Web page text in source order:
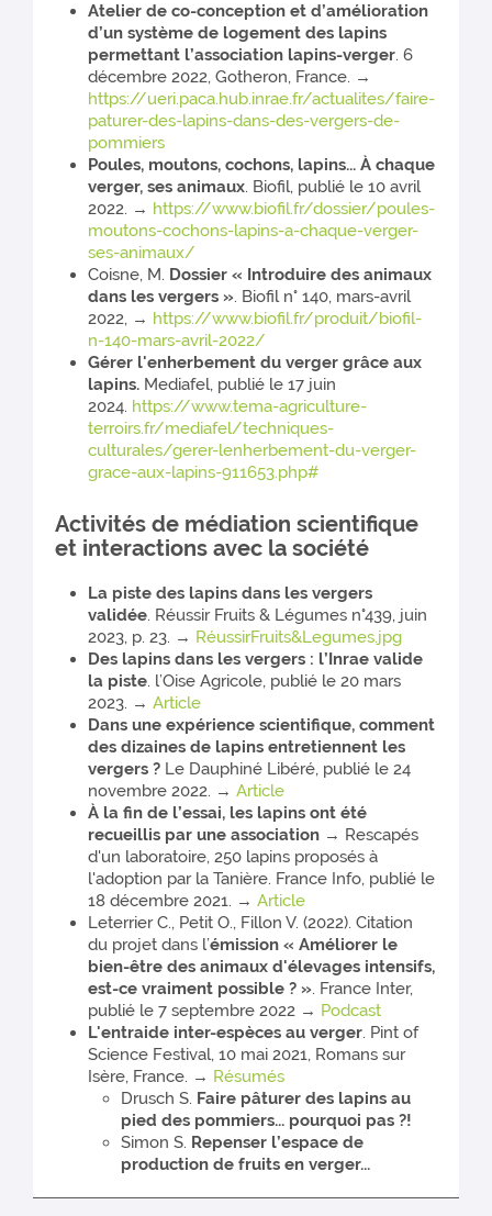
Atelier de co-conception et d’amélioration
d’un système de logement des lapins
permettant l’association lapins-verger. 6
décembre 2022, Gotheron, France. →
https://ueri.paca.hub.inrae.fr/actualites/faire-
paturer-des-lapins-dans-des-vergers-de-
pommiers
Poules, moutons, cochons, lapins... À chaque
verger, ses animaux. Biofil, publié le 10 avril
2022. → https://www.biofil.fr/dossier/poules-
moutons-cochons-lapins-a-chaque-verger-
ses-animaux/
Coisne, M. Dossier « Introduire des animaux
dans les vergers ». Biofil n° 140, mars-avril
2022, → https://www.biofil.fr/produit/biofil-
n-140-mars-avril-2022/
Gérer l'enherbement du verger grâce aux
lapins. Mediafel, publié le 17 juin
2024. https://www.tema-agriculture-
terroirs.fr/mediafel/techniques-
culturales/gerer-lenherbement-du-verger-
grace-aux-lapins-911653.php#
Activités de médiation scientifique
et interactions avec la société
La piste des lapins dans les vergers
validée. Réussir Fruits & Légumes n°439, juin
2023, p. 23. → RéussirFruits&Legumes.jpg
Des lapins dans les vergers : l’Inrae valide
la piste. l’Oise Agricole, publié le 20 mars
2023. →Article
Dans une expérience scientifique, comment
des dizaines de lapins entretiennent les
vergers ? Le Dauphiné Libéré, publié le 24
novembre 2022. →Article
À la fin de l’essai, les lapins ont été
recueillis par une association → Rescapés
d'un laboratoire, 250 lapins proposés à
l'adoption par la Tanière. France Info, publié le
18 décembre 2021. →Article
Leterrier C., Petit O., Fillon V. (2022). Citation
du projet dans l’émission « Améliorer le
bien-être des animaux d'élevages intensifs,
est-ce vraiment possible ? ». France Inter,
publié le 7 septembre 2022 → Podcast
L'entraide inter-espèces au verger. Pint of
Science Festival, 10 mai 2021, Romans sur
Isère, France. → Résumés
Drusch S. Faire pâturer des lapins au
pied des pommiers... pourquoi pas ?!
Simon S. Repenser l’espace de
production de fruits en verger...